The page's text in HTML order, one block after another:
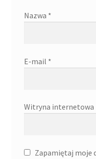
Nazwa *
E-mail *
Witryna internetowa
Zapamiętaj moje